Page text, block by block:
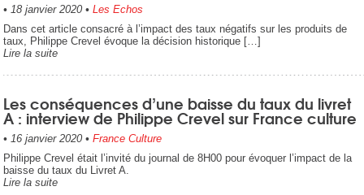
• 18 janvier 2020• Les Echos
Dans cet article consacré à l’impact des taux négatifs sur les produits de
taux, Philippe Crevel évoque la décision historique […]
Lire la suite
Les conséquences d’une baisse du taux du livret
A : interview de Philippe Crevel sur France culture
• 16 janvier 2020• France Culture
Philippe Crevel était l’invité du journal de 8H00 pour évoquer l’impact de la
baisse du taux du Livret A.
Lire la suite